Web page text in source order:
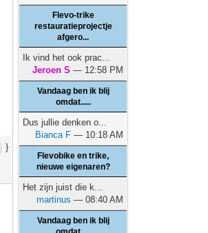
}
Flevo-trike
restauratieprojectje
afgero...
Ik vind het ook prac...
Jeroen S — 12:58 PM
Vandaag ben ik blij
omdat.....
Dus jullie denken o...
Bianca F — 10:18 AM
Flevobike en trike,
nieuwe eigenaren?
Het zijn juist die k...
martinus — 08:40 AM
Vandaag ben ik blij